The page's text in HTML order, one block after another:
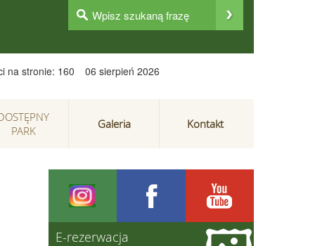
na stronie: 160 06 sierpień 2026
PARK
Galeria Kontakt
E-rezerwacja